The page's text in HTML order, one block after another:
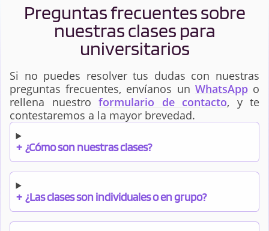
Preguntas frecuentes sobre
nuestras clases para
universitarios
Si no puedes resolver tus dudas con nuestras
preguntas frecuentes, envíanos un WhatsAppo
rellena nuestro formulario de contacto, y te
contestaremos a la mayor brevedad.
+ ¿Cómo son nuestras clases?
+ ¿Las clases son individuales o en grupo?